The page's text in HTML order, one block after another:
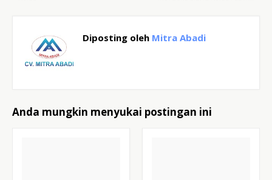
Diposting oleh Mitra Abadi
Anda mungkin menyukai postingan ini